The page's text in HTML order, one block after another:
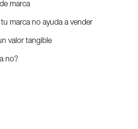
marca
marca no ayuda a vender
valor tangible
no?